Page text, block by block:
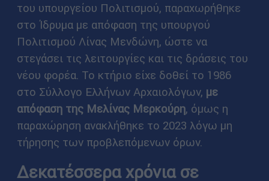
του υπουργείου Πολιτισμού, παραχωρήθηκε
στο Ίδρυμα με απόφαση της υπουργού
Πολιτισμού Λίνας Μενδώνη, ώστε να
στεγάσει τις λειτουργίες και τις δράσεις του
νέου φορέα. Το κτήριο είχε δοθεί το 1986
στο Σύλλογο Ελλήνων Αρχαιολόγων, με
απόφαση της Μελίνας Μερκούρη, όμως η
παραχώρηση ανακλήθηκε το 2023 λόγω μη
τήρησης των προβλεπόμενων όρων.
Δεκατέσσερα χρόνια σε